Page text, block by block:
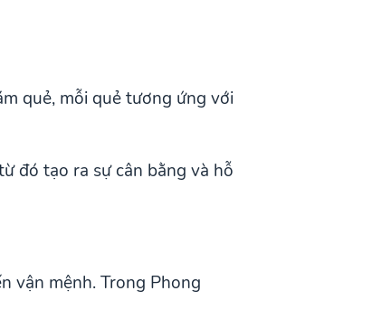
quẻ, mỗi quẻ tương ứng với
đó tạo ra sự cân bằng và hỗ
vận mệnh. Trong Phong